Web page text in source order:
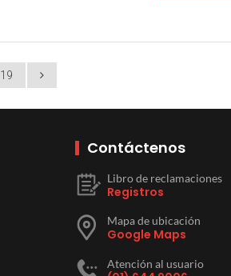
19
Contáctenos
Libro de reclamaciones
Registros
Mapa de ubicación
Google Maps
Atención al usuario